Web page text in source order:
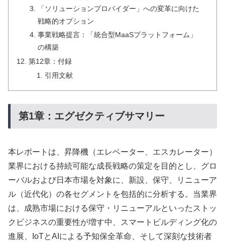
「ソリューションプロバイダー」への変革に向けた
戦略的オプション
事業戦略提言：「統合型MaaSプラットフォーム」
の構築
第12章：付録
引用文献
第1章：エグゼクティブサマリー
本レポートは、昇降機（エレベーター、エスカレーター）
業界における持続可能な成長戦略の策定を目的とし、グロ
ーバルおよび日本市場を対象に、新設、保守、リニューア
ル（近代化）の各セグメントを包括的に分析する。当業界
は、成熟市場における保守・リニューアルといったストッ
クビジネスの重要性が増す中、スマートビルディング化の
進展、IoTとAIによる予知保全革命、そして深刻な技術者